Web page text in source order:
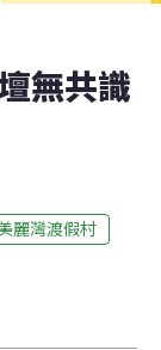
無共識
麗灣渡假村